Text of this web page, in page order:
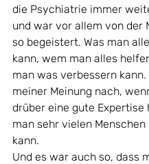
die Psychiatrie immer
und war vor allem von der
so begeistert. Was man
kann, wem man alles
man was verbessern
meiner Meinung nach,
drüber eine gute Expertise
man sehr vielen
kann.
Und es war auch so, dass